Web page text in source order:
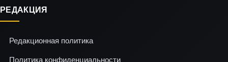
РЕДАКЦИЯ
Редакционная политика
Политика конфиденциальности